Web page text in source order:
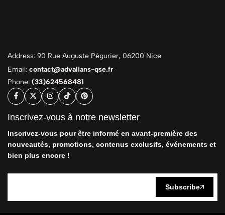
Address: 90 Rue Auguste Pégurier, 06200 Nice
Email: contact@advalians-qse.fr
Phone: (33)624568481
Inscrivez-vous à notre newsletter
Inscrivez-vous pour être informé en avant-première des
nouveautés, promotions, contenus exclusifs, événements et
bien plus encore !
Subscribe